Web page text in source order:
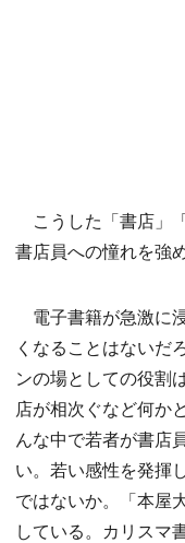
こうした「書店」
書店員への憧れを強
電子書籍が急激に
くなることはないだ
ンの場としての役割
店が相次ぐなど何か
んな中で若者が書店
い。若い感性を発揮
ではないか。「本屋
している。カリスマ